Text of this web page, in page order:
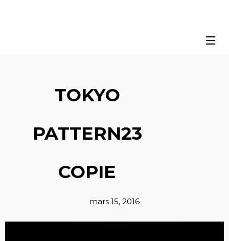
TOKYO
PATTERN23
COPIE
mars 15, 2016